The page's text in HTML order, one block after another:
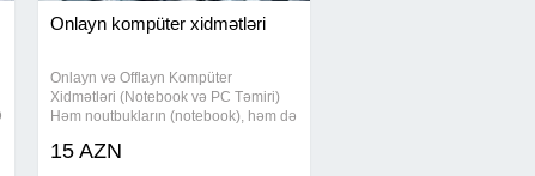
Onlayn kompüter xidmətləri
Onlayn və Offlayn Kompüter
Xidmətləri (Notebook və PC Təmiri)
Həm noutbukların (notebook), həm də
peşəkar təmiri və proqram təminatı
15 AZN